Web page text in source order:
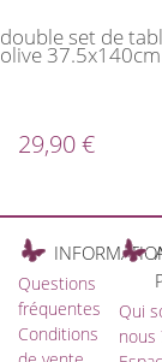
double set de
olive 37.5x140cm
29,90 €
Questions
fréquentes
Conditions
Qui
nous